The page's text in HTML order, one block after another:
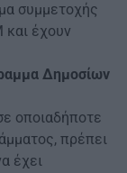
συμμετοχής
έχουν
Δημοσίων
οποιαδήποτε
πρέπει
έχει